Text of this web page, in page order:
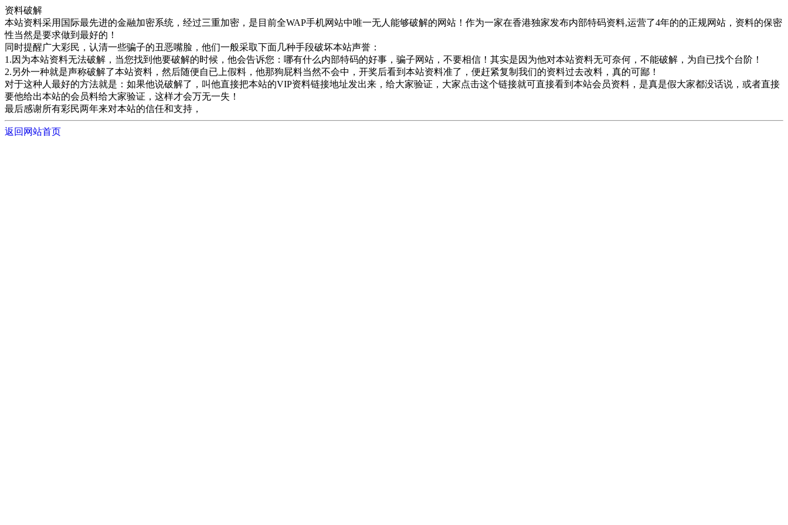
资料破解
本站资料采用国际最先进的金融加密系统，经过三重加密，是目前全WAP手机网站中唯一无人能够破解的网站！作为一家在香港独家发布内部特码资料,运营了4年的的正规网站，资料的保密
性当然是要求做到最好的！
同时提醒广大彩民，认清一些骗子的丑恶嘴脸，他们一般采取下面几种手段破坏本站声誉：
1.因为本站资料无法破解，当您找到他要破解的时候，他会告诉您：哪有什么内部特码的好事，骗子网站，不要相信！其实是因为他对本站资料无可奈何，不能破解，为自已找个台阶！
2.另外一种就是声称破解了本站资料，然后随便自已上假料，他那狗屁料当然不会中，开奖后看到本站资料准了，便赶紧复制我们的资料过去改料，真的可鄙！
对于这种人最好的方法就是：如果他说破解了，叫他直接把本站的VIP资料链接地址发出来，给大家验证，大家点击这个链接就可直接看到本站会员资料，是真是假大家都没话说，或者直接
要他给出本站的会员料给大家验证，这样才会万无一失！
最后感谢所有彩民两年来对本站的信任和支持，
返回网站首页